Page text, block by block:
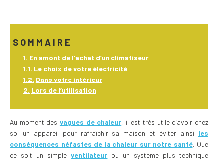
SOMMAIRE
En amont de l’achat d’un climatiseur
Le choix de votre électricité
Dans votre intérieur
Lors de l’utilisation
Au moment des vagues de chaleur, il est très utile d’avoir chez
soi un appareil pour rafraîchir sa maison et éviter ainsi les
conséquences néfastes de la chaleur sur notre santé. Que
ce soit un simpleventilateur ou un système plus technique